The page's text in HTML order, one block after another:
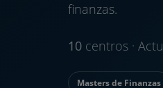
finanzas.
10 centros ·
Masters de Finanzas